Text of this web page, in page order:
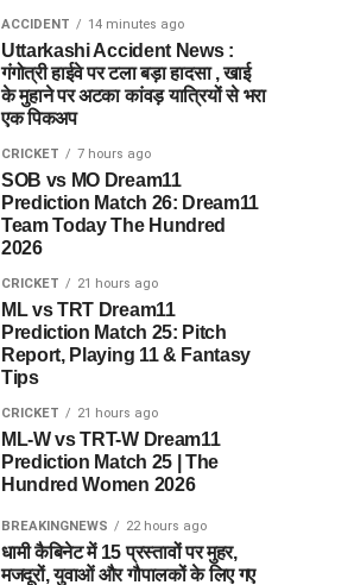
ACCIDENT 14 minutes ago
Uttarkashi Accident News :
गंगोत्री हाईवे पर टला बड़ा हादसा , खाई
के मुहाने पर अटका कांवड़ यात्रियों से भरा
एक पिकअप
CRICKET 7 hours ago
SOB vs MO Dream11
Prediction Match 26: Dream11
Team Today The Hundred
2026
CRICKET 21 hours ago
ML vs TRT Dream11
Prediction Match 25: Pitch
Report, Playing 11 & Fantasy
Tips
CRICKET 21 hours ago
ML-W vs TRT-W Dream11
Prediction Match 25 | The
Hundred Women 2026
BREAKINGNEWS 22 hours ago
धामी कैबिनेट में 15 प्रस्तावों पर मुहर,
मजदूरों, युवाओं और गौपालकों के लिए गए